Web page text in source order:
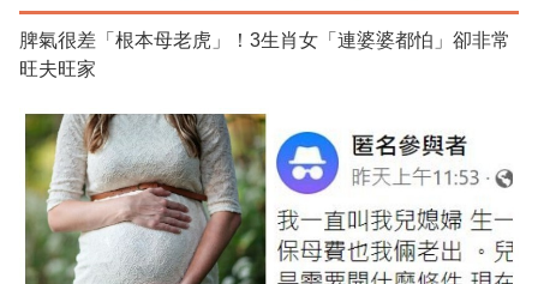
脾氣很差「根本母老虎」！3生肖女「連婆婆都怕」卻非常
旺夫旺家